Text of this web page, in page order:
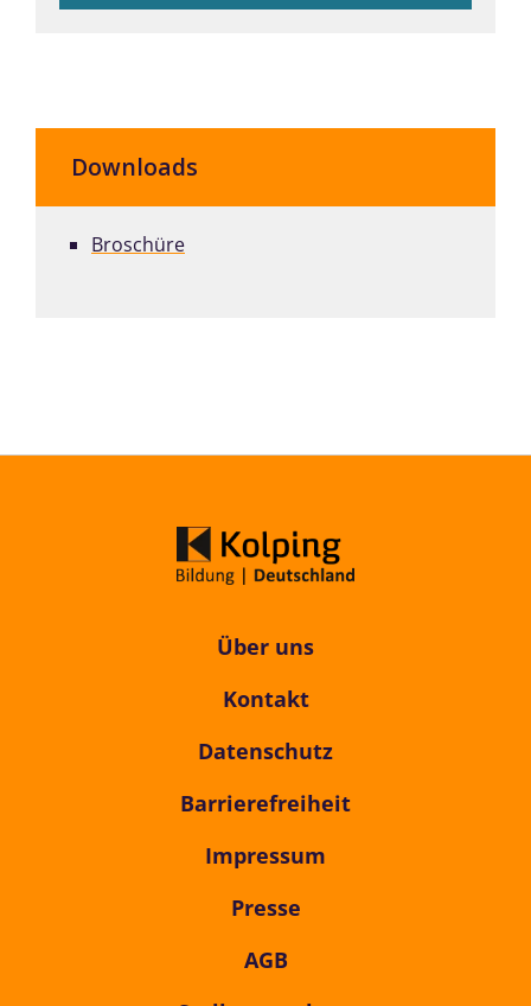
Downloads
Broschüre
Über uns
Kontakt
Datenschutz
Barrierefreiheit
Impressum
Presse
AGB